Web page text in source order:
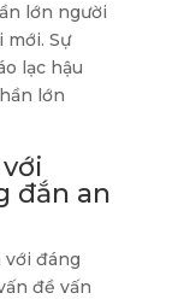
lớn người
Sự
lạc hậu
lớn
đắn an
đáng
đề vấn